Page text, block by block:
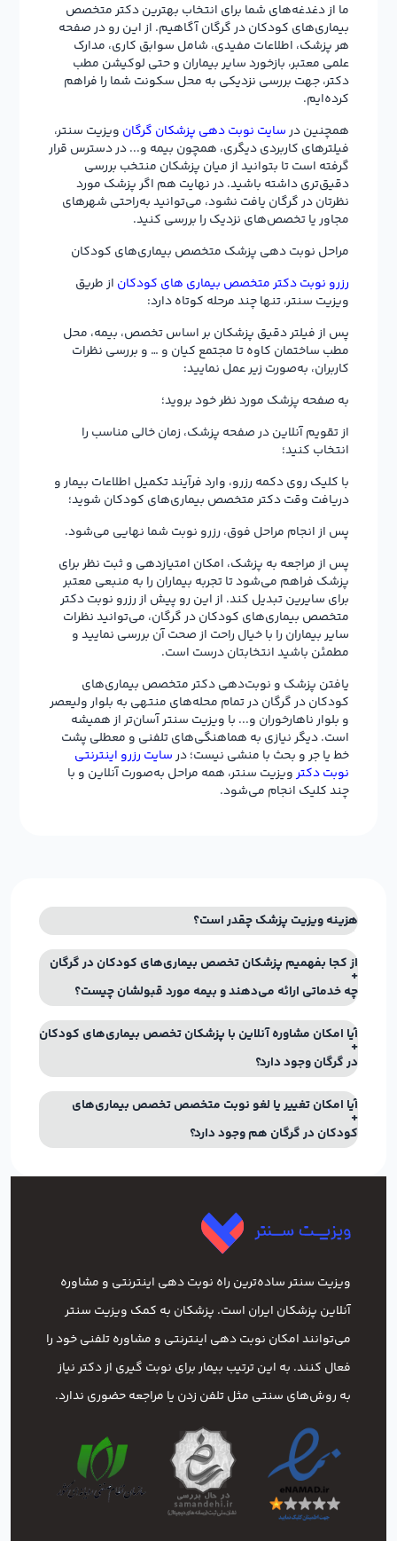
ما از دغدغه‌های شما برای انتخاب بهترین دکتر متخصص
بیماری‌های کودکان در گرگان آگاهیم. از این رو در صفحه
هر پزشک، اطلاعات مفیدی، شامل سوابق کاری، مدارک
علمی معتبر، بازخورد سایر بیماران و حتی لوکیشن مطب
دکتر، جهت بررسی نزدیکی به محل سکونت شما را فراهم
کرده‌ایم.
همچنین درسایت نوبت دهی پزشکان گرگان ویزیت سنتر،
فیلترهای کاربردی دیگری، همچون بیمه و... در دسترس قرار
گرفته است تا بتوانید از میان پزشکان منتخب بررسی
دقیق‌تری داشته باشید. در نهایت هم اگر پزشک مورد
نظرتان در گرگان یافت نشود، می‌توانید به‌راحتی شهرهای
مجاور یا تخصص‌های نزدیک را بررسی کنید.
مراحل نوبت دهی پزشک متخصص بیماری‌های کودکان
رزرو نوبت دکتر متخصص بیماری های کودکان از طریق
ویزیت سنتر، تنها چند مرحله کوتاه دارد:
پس از فیلتر دقیق پزشکان بر اساس تخصص، بیمه، محل
مطب ساختمان کاوه تا مجتمع کیان و … و بررسی نظرات
کاربران، به‌صورت زیر عمل نمایید:
به صفحه پزشک مورد نظر خود بروید؛
از تقویم آنلاین در صفحه پزشک، زمان خالی مناسب را
انتخاب کنید؛
با کلیک روی دکمه رزرو، وارد فرآیند تکمیل اطلاعات بیمار و
دریافت وقت دکتر متخصص بیماری‌های کودکان شوید؛
پس از انجام مراحل فوق، رزرو نوبت شما نهایی می‌شود.
پس از مراجعه به پزشک، امکان امتیازدهی و ثبت نظر برای
پزشک فراهم می‌شود تا تجربه بیماران را به منبعی معتبر
برای سایرین تبدیل کند. از این رو پیش از رزرو نوبت دکتر
متخصص بیماری‌های کودکان در گرگان، می‌توانید نظرات
سایر بیماران را با خیال راحت از صحت آن بررسی نمایید و
مطمئن باشید انتخابتان درست است.
یافتن پزشک و نوبت‌دهی دکتر متخصص بیماری‌های
کودکان در گرگان در تمام محله‌های منتهی به بلوار ولیعصر
و بلوار ناهارخوران و... با ویزیت سنتر آسان‌تر از همیشه
است. دیگر نیازی به هماهنگی‌های تلفنی و معطلی پشت
خط یا جر و بحث با منشی نیست؛ درسایت رزرو اینترنتی
نوبت دکترویزیت سنتر، همه مراحل به‌صورت آنلاین و با
چند کلیک انجام می‌شود.
هزینه ویزیت پزشک چقدر است؟
از کجا بفهمیم پزشکان تخصص بیماری‌های کودکان در گرگان
چه خدماتی ارائه می‌دهند و بیمه مورد قبولشان چیست؟
آیا امکان مشاوره آنلاین با پزشکان تخصص بیماری‌های کودکان
در گرگان وجود دارد؟
آیا امکان تغییر یا لغو نوبت متخصص تخصص بیماری‌های
کودکان در گرگان هم وجود دارد؟
ویزیت سنتر ساده‌ترین راه نوبت‌ دهی اینترنتی و مشاوره
آنلاین پزشکان ایران است. پزشکان به کمک ویزیت سنتر
می‌توانند امکان نوبت دهی اینترنتی و مشاوره تلفنی خود را
فعال کنند. به این ترتیب بیمار برای نوبت گیری از دکتر نیاز
به روش‌های سنتی مثل تلفن زدن یا مراجعه حضوری ندارد.